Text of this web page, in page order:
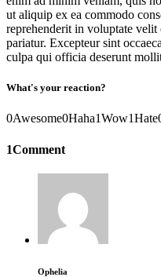
ut aliquip ex ea commodo
reprehenderit in voluptate
pariatur. Excepteur sint
culpa qui officia deserunt
What's your reaction?
0Awesome0Haha1Wow1Hate
1Comment
Ophelia